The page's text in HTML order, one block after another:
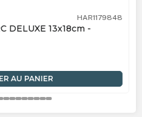
HAR1179848
DELUXE 13x18cm -
AU PANIER